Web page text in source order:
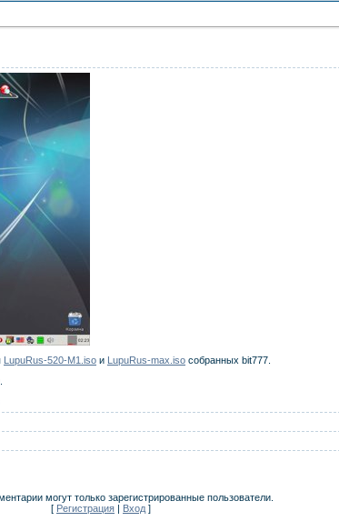
LupuRus-520-M1.iso и LupuRus-max.iso собранных bit777.
могут только зарегистрированные пользователи.
[ Регистрация | Вход ]